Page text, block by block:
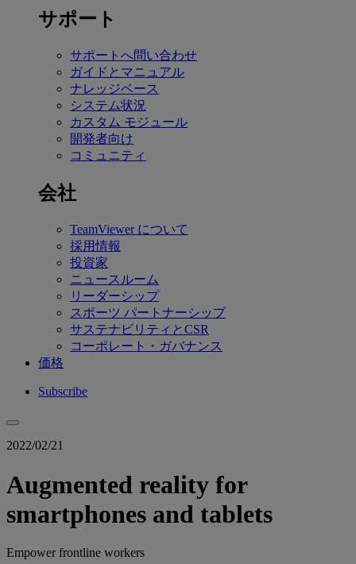
サポート
サポートへ問い合わせ
ガイドとマニュアル
ナレッジベース
システム状況
カスタム モジュール
開発者向け
コミュニティ
会社
TeamViewer について
採用情報
投資家
ニュースルーム
リーダーシップ
スポーツ パートナーシップ
サステナビリティとCSR
コーポレート・ガバナンス
価格
Subscribe
2022/02/21
Augmented reality for
smartphones and tablets
Empower frontline workers